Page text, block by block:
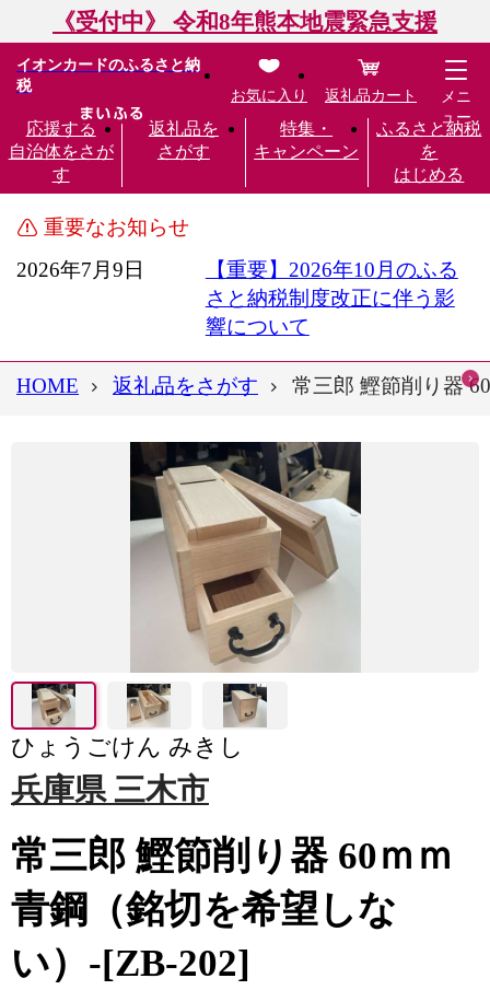
《受付中》 令和8年熊本地震緊急支援
イオンカードのふるさと納
税
応援する
自治体をさが
す
返礼品を
さがす
特集・
キャンペーン
ふるさと納税
を
はじめる
お気に入り 返礼品カート
メニ
ュー
重要なお知らせ
2026年7月9日
【重要】2026年10月のふる
さと納税制度改正に伴う影
響について
HOME 返礼品をさがす 常三郎 鰹節削り器
ひょうごけん みきし
兵庫県 三木市
常三郎 鰹節削り器 60ｍｍ
青鋼（銘切を希望しな
い）-[ZB-202]